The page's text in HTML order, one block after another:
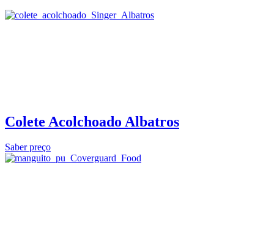
Colete Acolchoado Albatros
Saber preço